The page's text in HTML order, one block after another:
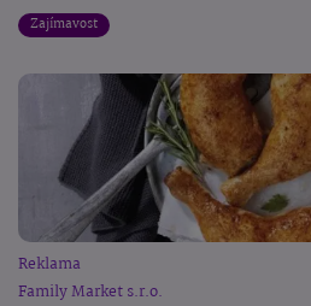
Zajímavost
Reklama
Family Market s.r.o.